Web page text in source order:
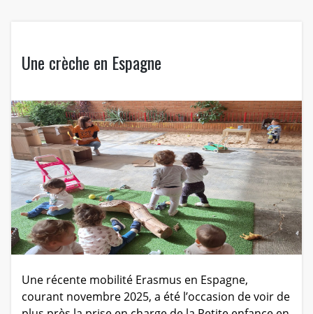
Une crèche en Espagne
Une récente mobilité Erasmus en Espagne,
courant novembre 2025, a été l’occasion de voir de